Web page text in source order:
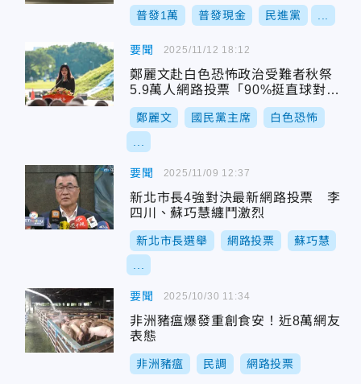
普發1萬 普發現金 民進黨
要聞
鄭麗文赴白色恐怖政治受難者秋祭
5.9萬人網路投票「90%挺直球對
決」
鄭麗文 國民黨主席 白色恐怖
2025/11/12 18:12
要聞
新北市長4強對決最新網路投票 李
四川、蘇巧慧纏鬥激烈
新北市長選舉 網路投票 蘇巧慧
2025/11/09 12:37
要聞
非洲豬瘟爆發重創食安！近8萬網友
表態
非洲豬瘟 民調 網路投票
2025/10/30 11:34